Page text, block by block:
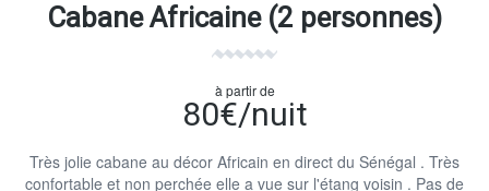
Cabane Africaine (2 personnes)
à partir de
80€/nuit
Très jolie cabane au décor Africain en direct du Sénégal . Très
confortable et non perchée elle a vue sur l'étang voisin . Pas de